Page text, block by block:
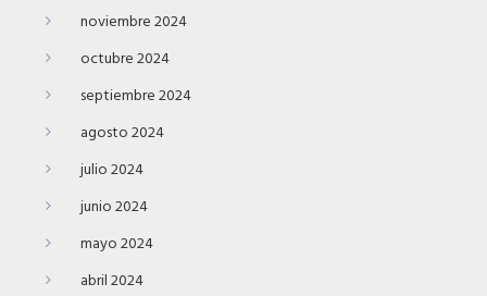
noviembre 2024
octubre 2024
septiembre 2024
agosto 2024
julio 2024
junio 2024
mayo 2024
abril 2024